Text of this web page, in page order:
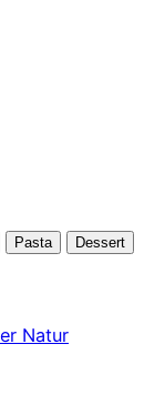
Pasta Dessert
Natur